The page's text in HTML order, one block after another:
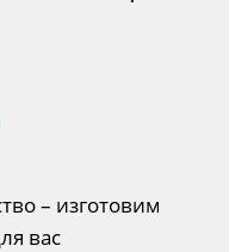
– изготовим
вас